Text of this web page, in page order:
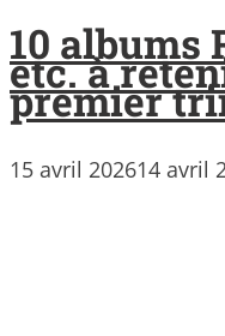
10 albums
etc. à
premier
15 avril 202614 avril